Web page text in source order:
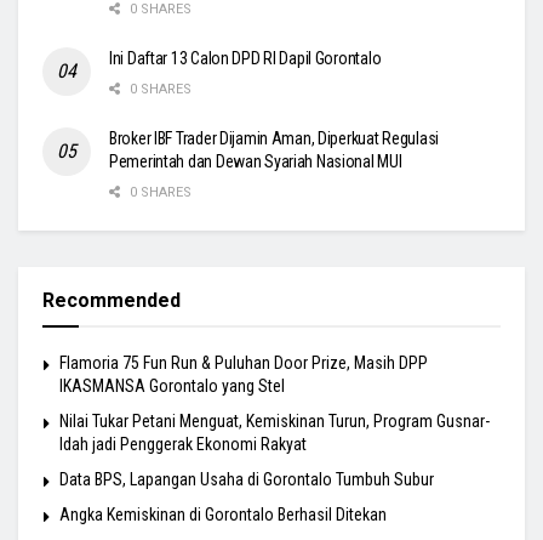
0 SHARES
Ini Daftar 13 Calon DPD RI Dapil Gorontalo
0 SHARES
Broker IBF Trader Dijamin Aman, Diperkuat Regulasi
Pemerintah dan Dewan Syariah Nasional MUI
0 SHARES
Recommended
Flamoria 75 Fun Run & Puluhan Door Prize, Masih DPP
IKASMANSA Gorontalo yang Stel
Nilai Tukar Petani Menguat, Kemiskinan Turun, Program Gusnar-
Idah jadi Penggerak Ekonomi Rakyat
Data BPS, Lapangan Usaha di Gorontalo Tumbuh Subur
Angka Kemiskinan di Gorontalo Berhasil Ditekan